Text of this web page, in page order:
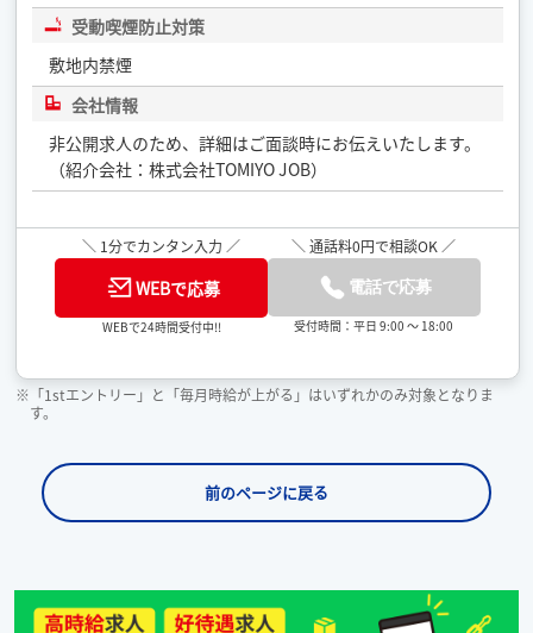
受動喫煙防止対策
敷地内禁煙
会社情報
非公開求人のため、詳細はご面談時にお伝えいたします。
（紹介会社：株式会社TOMIYO JOB）
＼ 1分でカンタン入力 ／
WEBで応募
WEBで24時間受付中!!
＼ 通話料0円で相談OK ／
電話で応募
受付時間：平日 9:00 ～ 18:00
※「1stエントリー」と「毎月時給が上がる」はいずれかのみ対象となりま
す。
前のページに戻る